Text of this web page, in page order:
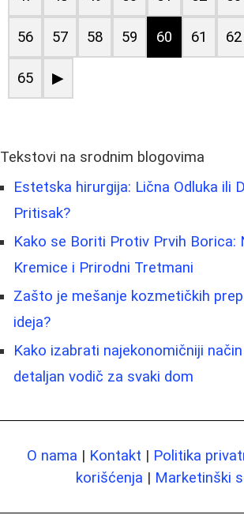
56 57 58 59 60 61 62
65 ▶
Tekstovi na srodnim blogovima
Estetska hirurgija: Lična Odluka ili
Pritisak?
Kako se Boriti Protiv Prvih Borica:
Kremice i Prirodni Tretmani
Zašto je mešanje kozmetičkih
ideja?
Kako izabrati najekonomičniji
detaljan vodič za svaki dom
O nama | Kontakt | Politika
korišćenja | Marketinški